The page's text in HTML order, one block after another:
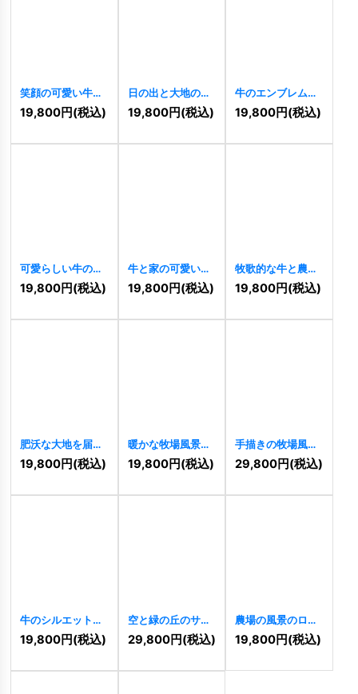
笑顔の可愛い牛さ
んのロゴ [9740]
19,800円(税込)
日の出と大地のサ
ークルロゴ
9490 ]
19,800円(税込)
牛のエンブレムロ
ゴ 9335]
19,800円(税込)
可愛らしい牛の顔
ロゴ[9306]
19,800円(税込)
牛と家の可愛いロ
ゴ[ 9302]
19,800円(税込)
牧歌的な牛と農地
のロゴ[9285]
19,800円(税込)
肥沃な大地を届け
る麦畑のロゴ
8575
19,800円(税込)
暖かな牧場風景ロ
ゴ[ 7766]
19,800円(税込)
手描きの牧場風景
ロゴ[7674]
29,800円(税込)
牛のシルエットと
赤い日の出のロゴ
7455
19,800円(税込)
空と緑の丘のサー
クルロゴ[7426]
29,800円(税込)
農場の風景のロゴ
[7356]
19,800円(税込)